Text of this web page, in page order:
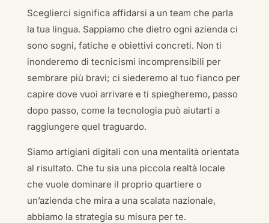
Sceglierci significa affidarsi a un team che parla
la tua lingua. Sappiamo che dietro ogni azienda ci
sono sogni, fatiche e obiettivi concreti. Non ti
inonderemo di tecnicismi incomprensibili per
sembrare più bravi; ci siederemo al tuo fianco per
capire dove vuoi arrivare e ti spiegheremo, passo
dopo passo, come la tecnologia può aiutarti a
raggiungere quel traguardo.
Siamo artigiani digitali con una mentalità orientata
al risultato. Che tu sia una piccola realtà locale
che vuole dominare il proprio quartiere o
un’azienda che mira a una scalata nazionale,
abbiamo la strategia su misura per te.